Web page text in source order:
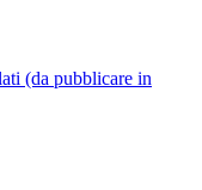
(da pubblicare in